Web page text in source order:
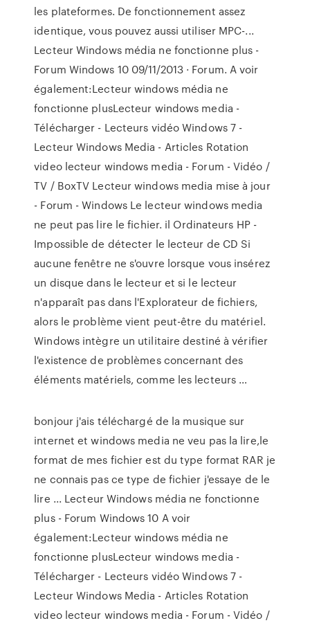
les plateformes. De fonctionnement assez
identique, vous pouvez aussi utiliser MPC-...
Lecteur Windows média ne fonctionne plus -
Forum Windows 10 09/11/2013 · Forum. A voir
également:Lecteur windows média ne
fonctionne plusLecteur windows media -
Télécharger - Lecteurs vidéo Windows 7 -
Lecteur Windows Media - Articles Rotation
video lecteur windows media - Forum - Vidéo /
TV / BoxTV Lecteur windows media mise à jour
- Forum - Windows Le lecteur windows media
ne peut pas lire le fichier. il Ordinateurs HP -
Impossible de détecter le lecteur de CD Si
aucune fenêtre ne s'ouvre lorsque vous insérez
un disque dans le lecteur et si le lecteur
n'apparaît pas dans l'Explorateur de fichiers,
alors le problème vient peut-être du matériel.
Windows intègre un utilitaire destiné à vérifier
l'existence de problèmes concernant des
éléments matériels, comme les lecteurs …
bonjour j'ais téléchargé de la musique sur
internet et windows media ne veu pas la lire,le
format de mes fichier est du type format RAR je
ne connais pas ce type de fichier j'essaye de le
lire ... Lecteur Windows média ne fonctionne
plus - Forum Windows 10 A voir
également:Lecteur windows média ne
fonctionne plusLecteur windows media -
Télécharger - Lecteurs vidéo Windows 7 -
Lecteur Windows Media - Articles Rotation
video lecteur windows media - Forum - Vidéo /